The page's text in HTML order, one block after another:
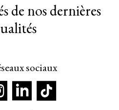
de nos dernières
sociaux